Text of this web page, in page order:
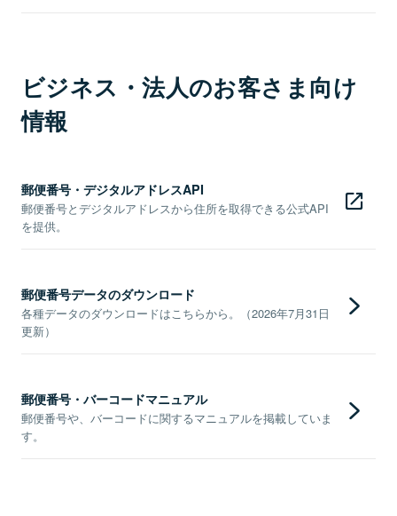
ビジネス・法人のお客さま向け
情報
郵便番号・デジタルアドレスAPI
郵便番号とデジタルアドレスから住所を取得できる公式API
を提供。
郵便番号データのダウンロード
各種データのダウンロードはこちらから。（2026年7月31日
更新）
郵便番号・バーコードマニュアル
郵便番号や、バーコードに関するマニュアルを掲載していま
す。